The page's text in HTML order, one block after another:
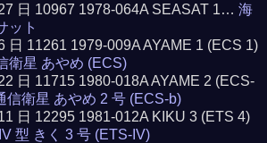
日 10967 1978-064A SEASAT 1…海
ット
日 11261 1979-009A AYAME 1 (ECS 1)
衛星 あやめ (ECS)
日 11715 1980-018A AYAME 2 (ECS-
信衛星 あやめ 2 号 (ECS-b)
日 12295 1981-012A KIKU 3 (ETS 4)
型 きく 3 号 (ETS-IV)